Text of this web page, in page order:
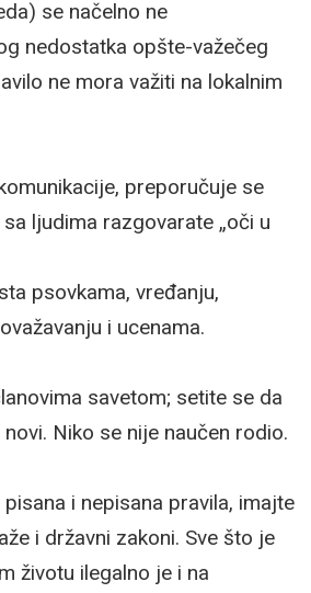
se načelno ne
nedostatka opšte-važečeg
ne mora važiti na lokalnim
preporučuje se
ljudima razgovarate „oči u
psovkama, vređanju,
i ucenama.
savetom; setite se da
Niko se nije naučen rodio.
i nepisana pravila, imajte
i državni zakoni. Sve što je
životu ilegalno je i na